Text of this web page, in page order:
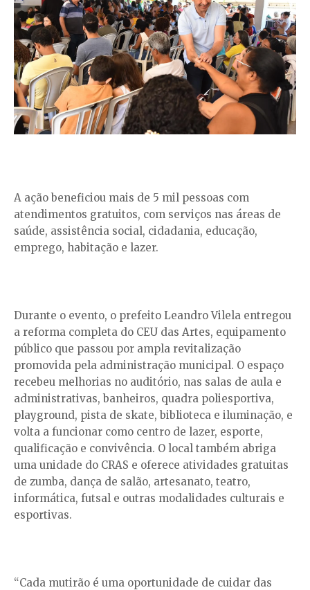
A ação beneficiou mais de 5 mil pessoas com
atendimentos gratuitos, com serviços nas áreas de
saúde, assistência social, cidadania, educação,
emprego, habitação e lazer.
Durante o evento, o prefeito Leandro Vilela entregou
a reforma completa do CEU das Artes, equipamento
público que passou por ampla revitalização
promovida pela administração municipal. O espaço
recebeu melhorias no auditório, nas salas de aula e
administrativas, banheiros, quadra poliesportiva,
playground, pista de skate, biblioteca e iluminação, e
volta a funcionar como centro de lazer, esporte,
qualificação e convivência. O local também abriga
uma unidade do CRAS e oferece atividades gratuitas
de zumba, dança de salão, artesanato, teatro,
informática, futsal e outras modalidades culturais e
esportivas.
“Cada mutirão é uma oportunidade de cuidar das